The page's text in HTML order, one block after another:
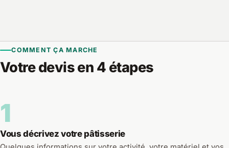
COMMENT ÇA MARCHE
Votre devis en 4 étapes
1
Vous décrivez votre pâtisserie